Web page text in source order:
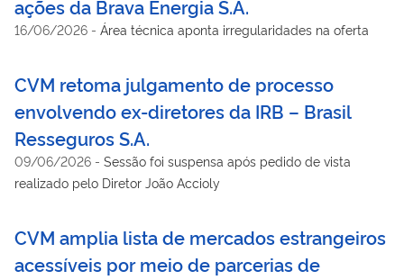
ações da Brava Energia S.A.
16/06/2026 - Área técnica aponta irregularidades na oferta
CVM retoma julgamento de processo
envolvendo ex-diretores da IRB – Brasil
Resseguros S.A.
09/06/2026 - Sessão foi suspensa após pedido de vista
realizado pelo Diretor João Accioly
CVM amplia lista de mercados estrangeiros
acessíveis por meio de parcerias de